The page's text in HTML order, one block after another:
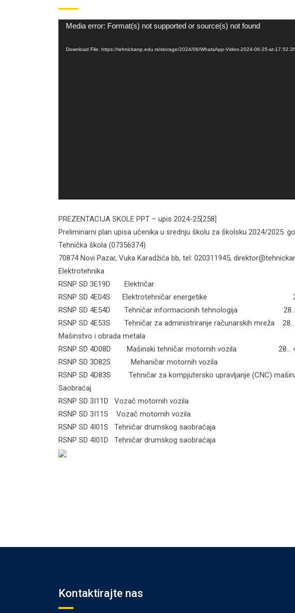
Video
Media error: Format(s) not supported or source(s) not found
Download File: https://tehnickanp.edu.rs/storage/2024/06/WhatsApp-Video-2024-06-25-at-
PREZENTACIJA SKOLE PPT – upis 2024-25[258]
Preliminarni plan upisa učenika u srednju školu za školsku 2024/2025.
Tehnička škola (07356374)
70874 Novi Pazar, Vuka Karadžića bb, tel: 020311945,
Elektrotehnika
RSNP SD 3E19D Električar 28….3…
RSNP SD 4E04S Elektrotehničar energetike
RSNP SD 4E54D Tehničar informacionih tehnologija 28… 4
RSNP SD 4E53S Tehničar za administriranje računarskih mreža
Mašinstvo i obrada metala
RSNP SD 4D08D Mašinski tehničar motornih vozila 28… 4…
RSNP SD 3D82S Mehaničar motornih vozila 28…
RSNP SD 4D83S Tehničar za kompjutersko upravljanje (CNC)
Saobraćaj
RSNP SD 3I11D Vozač motornih vozila 28…
RSNP SD 3I11S Vozač motornih vozila 28..
RSNP SD 4I01S Tehničar drumskog saobraćaja
RSNP SD 4I01D Tehničar drumskog saobraćaja
Kontaktirajte nas